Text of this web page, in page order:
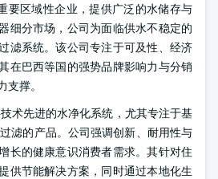
要区域性企业，提供广泛的水储存与
细分市场，公司为面临供水不稳定的
滤系统。该公司专注于可及性、经济
在巴西等国的强势品牌影响力与分销
撑。
术先进的水净化系统，尤其专注于基
滤的产品。公司强调创新、耐用性与
长的健康意识消费者需求。其针对住
供节能解决方案，同时通过本地化生